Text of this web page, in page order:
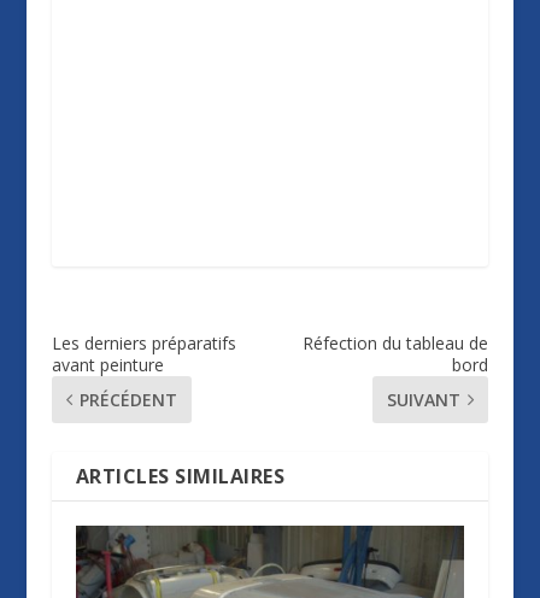
Les derniers préparatifs
avant peinture
PRÉCÉDENT
Réfection du tableau de
bord
SUIVANT
ARTICLES SIMILAIRES